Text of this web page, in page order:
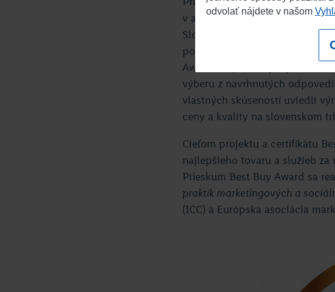
odvolať nájdete v našom
v apríli a októbri 2015 – vždy
Slovenska nad 15 rokov.
použitím metódy CAWI –
Awareness). Otázky v
výberu z navrhnutých
vlastných skúseností uviedli
ceny a kvality na slovenskom
Cieľom projektu a certifikátu
najlepšieho tovaru a služieb
Prieskum Best Buy Award sa
praktík marketingových a
(ICC) a Európska asociácia